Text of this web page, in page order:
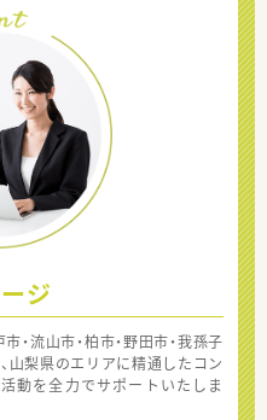
ジ
・流山市・柏市・野田市・我孫子
山梨県のエリアに精通したコン
動を全力でサポートいたしま